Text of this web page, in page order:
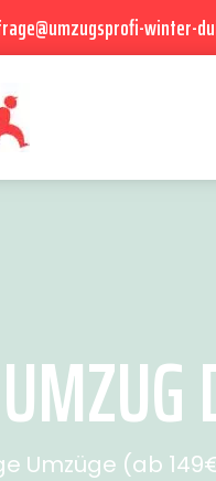
winter-
UMZUG
Umzüge (ab